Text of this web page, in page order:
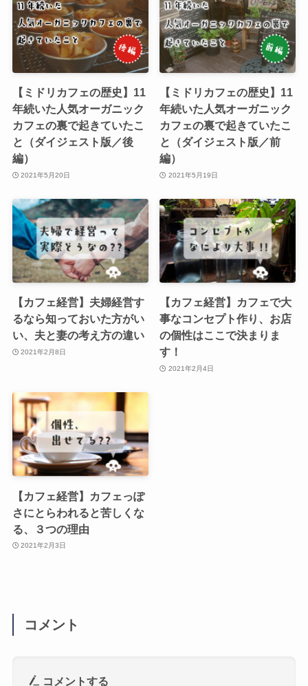
【ミドリカフェの歴史】11
年続いた人気オーガニック
カフェの裏で起きていたこ
と（ダイジェスト版／後
編）
2021年5月20日
【ミドリカフェの歴史】11
年続いた人気オーガニック
カフェの裏で起きていたこ
と（ダイジェスト版／前
編）
2021年5月19日
【カフェ経営】夫婦経営す
るなら知っておいた方がい
い、夫と妻の考え方の違い
2021年2月8日
【カフェ経営】カフェで大
事なコンセプト作り、お店
の個性はここで決まりま
す！
2021年2月4日
【カフェ経営】カフェっぽ
さにとらわれると苦しくな
る、３つの理由
2021年2月3日
コメント
コメントする